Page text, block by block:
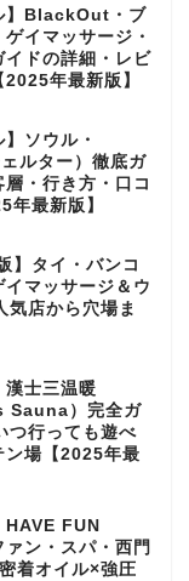
】BlackOut・ブ
イマッサージ・
イドの詳細・レビ
年最新版】
】ソウル・
ルター）徹底ガ
・行き方・口コ
年最新版】
】タイ・バンコ
イマッサージ＆ウ
気店から穴場ま
漢士三温暖
Sauna）完全ガ
つ行っても遊べ
ン場【2025年最
HAVE FUN
ン・スパ・西門
着オイル×強圧